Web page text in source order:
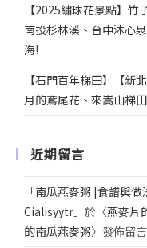
【2025繡球花景點】竹
南投杉林溪、台中沐心
海!
【石門百年梯田】【新
月的鳶尾花、來嵩山梯
近期留言
「南瓜燕麥粥 |食譜與
Cialisyytr 」於〈燕麥片
的南瓜燕麥粥〉發佈留言